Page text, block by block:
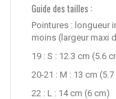
Guide des tailles :
Pointures : longueur
moins (largeur maxi
19 : S : 12.3 cm (5.6
20-21 : M : 13 cm
22 : L : 14 cm (6 cm)